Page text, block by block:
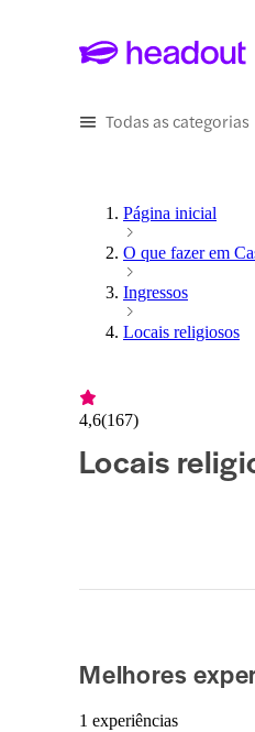
Todas as categorias
Página inicial
O que fazer em
Ingressos
Locais religiosos
4,6(167)
Locais
Melhores
1 experiências